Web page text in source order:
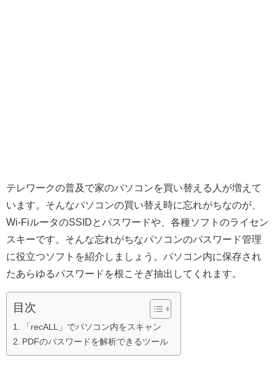
テレワークの普及で家のパソコンを買い替える人が増えて
います。そんなパソコンの買い替え時に忘れがちなのが、
Wi-FiルータのSSIDとパスワードや、各種ソフトのライセン
スキーです。そんな忘れがちなパソコンのパスワード管理
に役立つソフトを紹介しましょう。パソコン内に保存され
たあらゆるパスワードを根こそぎ抽出してくれます。
目次
「recALL」でパソコン内をスキャン
PDFのパスワードを解析できるツール